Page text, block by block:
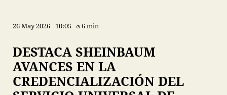
26 May 2026 10:05 6 min
DESTACA SHEINBAUM
AVANCES EN LA
CREDENCIALIZACIÓN DEL